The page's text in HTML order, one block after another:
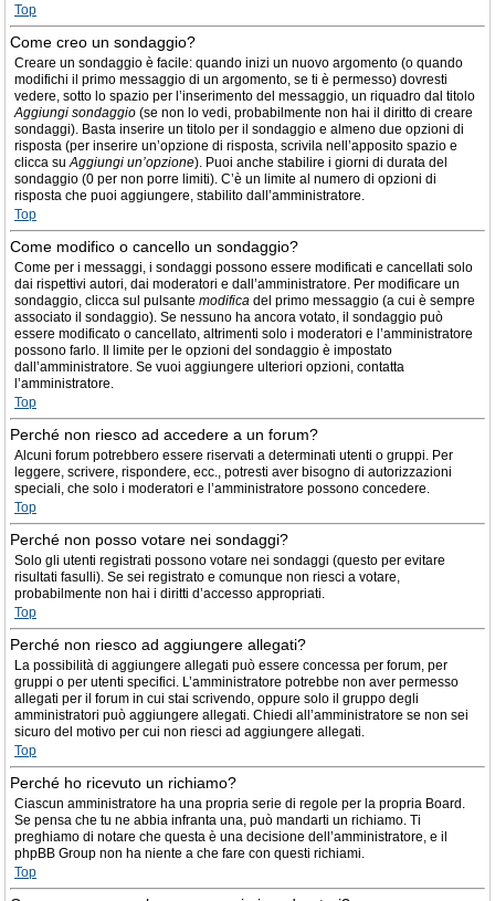
Top
Come creo un sondaggio?
Creare un sondaggio è facile: quando inizi un nuovo argomento (o quando
modifichi il primo messaggio di un argomento, se ti è permesso) dovresti
vedere, sotto lo spazio per l’inserimento del messaggio, un riquadro dal titolo
Aggiungi sondaggio (se non lo vedi, probabilmente non hai il diritto di creare
sondaggi). Basta inserire un titolo per il sondaggio e almeno due opzioni di
risposta (per inserire un’opzione di risposta, scrivila nell’apposito spazio e
clicca suAggiungi un’opzione). Puoi anche stabilire i giorni di durata del
sondaggio (0 per non porre limiti). C’è un limite al numero di opzioni di
risposta che puoi aggiungere, stabilito dall’amministratore.
Top
Come modifico o cancello un sondaggio?
Come per i messaggi, i sondaggi possono essere modificati e cancellati solo
dai rispettivi autori, dai moderatori e dall’amministratore. Per modificare un
sondaggio, clicca sul pulsante modifica del primo messaggio (a cui è sempre
associato il sondaggio). Se nessuno ha ancora votato, il sondaggio può
essere modificato o cancellato, altrimenti solo i moderatori e l’amministratore
possono farlo. Il limite per le opzioni del sondaggio è impostato
dall’amministratore. Se vuoi aggiungere ulteriori opzioni, contatta
l’amministratore.
Top
Perché non riesco ad accedere a un forum?
Alcuni forum potrebbero essere riservati a determinati utenti o gruppi. Per
leggere, scrivere, rispondere, ecc., potresti aver bisogno di autorizzazioni
speciali, che solo i moderatori e l’amministratore possono concedere.
Top
Perché non posso votare nei sondaggi?
Solo gli utenti registrati possono votare nei sondaggi (questo per evitare
risultati fasulli). Se sei registrato e comunque non riesci a votare,
probabilmente non hai i diritti d’accesso appropriati.
Top
Perché non riesco ad aggiungere allegati?
La possibilità di aggiungere allegati può essere concessa per forum, per
gruppi o per utenti specifici. L’amministratore potrebbe non aver permesso
allegati per il forum in cui stai scrivendo, oppure solo il gruppo degli
amministratori può aggiungere allegati. Chiedi all’amministratore se non sei
sicuro del motivo per cui non riesci ad aggiungere allegati.
Top
Perché ho ricevuto un richiamo?
Ciascun amministratore ha una propria serie di regole per la propria Board.
Se pensa che tu ne abbia infranta una, può mandarti un richiamo. Ti
preghiamo di notare che questa è una decisione dell’amministratore, e il
phpBB Group non ha niente a che fare con questi richiami.
Top